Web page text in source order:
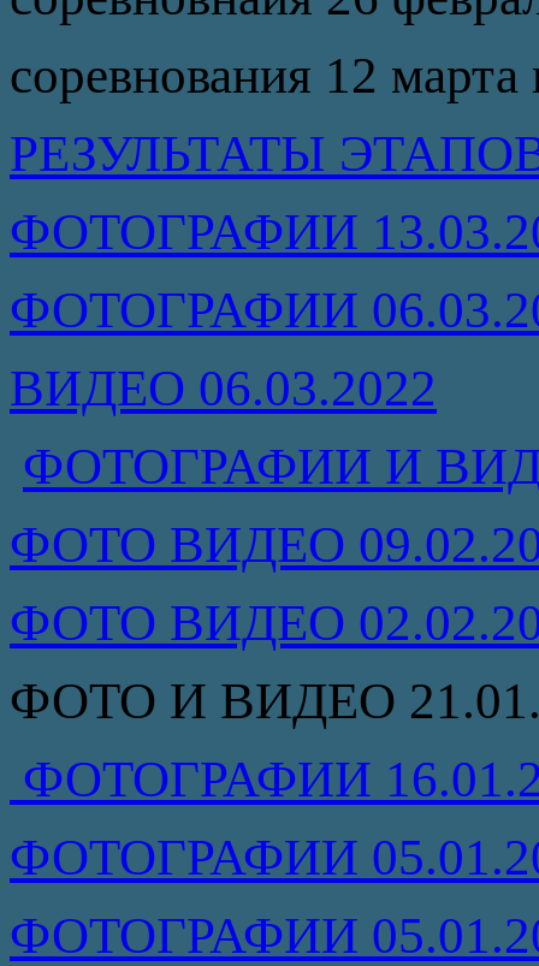
соревнования 12
РЕЗУЛЬТАТЫ
ФОТОГРАФИИ
ФОТОГРАФИИ
ВИДЕО 06.03.2022
ФОТОГРАФИИ И
ФОТО ВИДЕО
ФОТО ВИДЕО
ФОТО И ВИДЕО
ФОТОГРАФИИ
ФОТОГРАФИИ
ФОТОГРАФИИ